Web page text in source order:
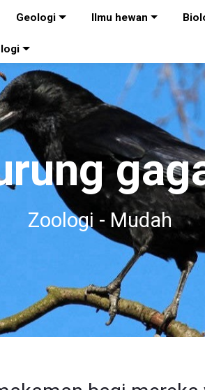
Geologi Ilmu hewan
Zoologi - Mudah